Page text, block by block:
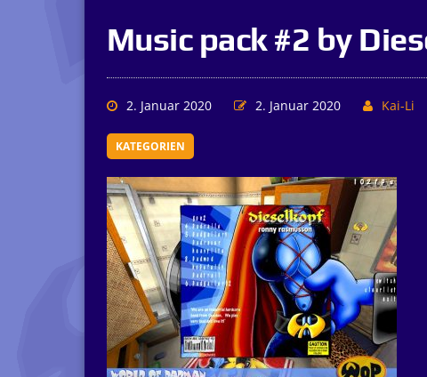
Music pack #2 by
2. Januar 2020 2. Januar 2020 Kai-Li
KATEGORIEN